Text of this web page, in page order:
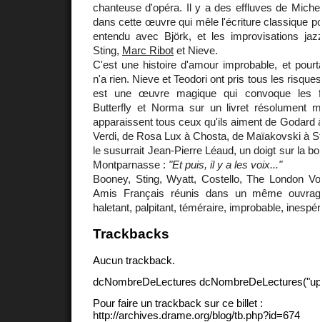
chanteuse d'opéra. Il y a des effluves de
dans cette œuvre qui mêle l'écriture classique
entendu avec Björk, et les improvisations
Sting, Marc Ribot et Nieve.
C'est une histoire d'amour improbable, et
n'a rien. Nieve et Teodori ont pris tous les
est une œuvre magique qui convoque les
Butterfly et Norma sur un livret résolument
apparaissent tous ceux qu'ils aiment de
Verdi, de Rosa Lux à Chosta, de Maïakovski à
le susurrait Jean-Pierre Léaud, un doigt sur la
Montparnasse : "Et puis, il y a les voix..."
Booney, Sting, Wyatt, Costello, The London
Amis Français réunis dans un même
haletant, palpitant, téméraire, improbable,
Trackbacks
Aucun trackback.
dcNombreDeLectures
Pour faire un trackback sur ce billet :
http://archives.drame.org/blog/tb.php?id=674